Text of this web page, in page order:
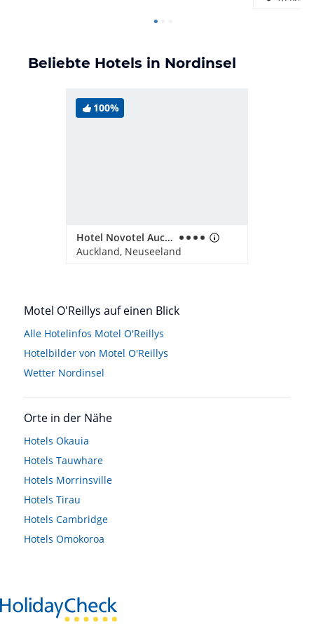
Beliebte Hotels in Nordinsel
100%
Hotel Novotel Auckland Airport
Auckland, Neuseeland
Motel O'Reillys auf einen Blick
Alle Hotelinfos Motel O'Reillys
Hotelbilder von Motel O'Reillys
Wetter Nordinsel
Orte in der Nähe
Hotels Okauia
Hotels Tauwhare
Hotels Morrinsville
Hotels Tirau
Hotels Cambridge
Hotels Omokoroa